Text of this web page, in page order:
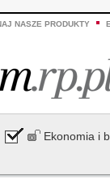
NASZE PRODUKTY
Ekonomia i